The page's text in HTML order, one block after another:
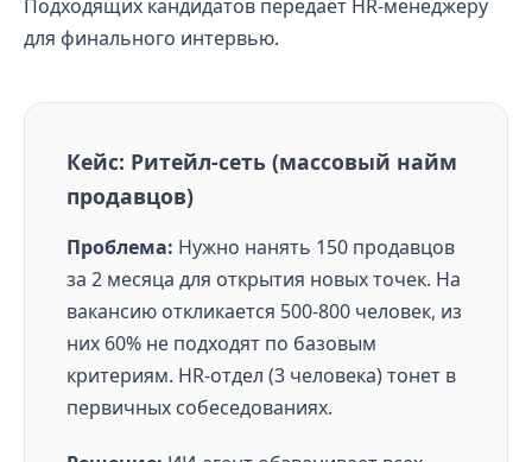
Подходящих кандидатов передаёт HR-менеджеру
для финального интервью.
Кейс: Ритейл-сеть (массовый найм
продавцов)
Проблема: Нужно нанять 150 продавцов
за 2 месяца для открытия новых точек. На
вакансию откликается 500-800 человек, из
них 60% не подходят по базовым
критериям. HR-отдел (3 человека) тонет в
первичных собеседованиях.